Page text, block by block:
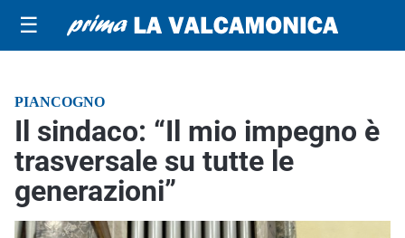
☰
PIANCOGNO
Il sindaco: “Il mio impegno è
trasversale su tutte le
generazioni”